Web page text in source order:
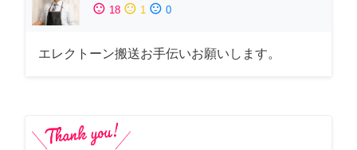
sentiment_satisfied 18 sentiment_neutral 1 sentiment_dissatisfied 0
エレクトーン搬送お手伝いお願いします。